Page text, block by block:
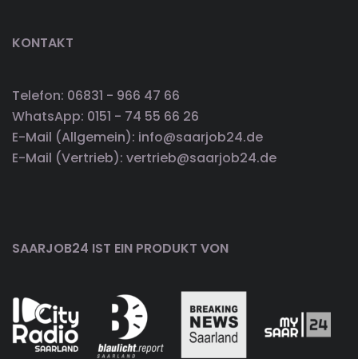
KONTAKT
Telefon: 06831 - 966 47 66
WhatsApp: 0151 - 74 55 66 26
E-Mail (Allgemein): info@saarjob24.de
E-Mail (Vertrieb): vertrieb@saarjob24.de
SAARJOB24 IST EIN PRODUKT VON